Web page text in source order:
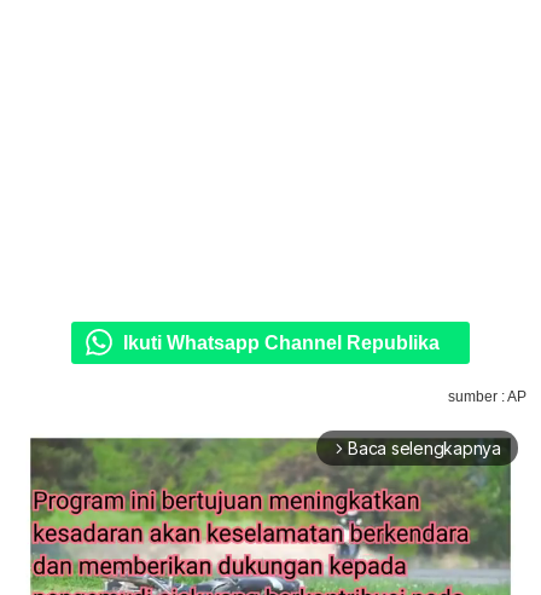
Ikuti Whatsapp Channel Republika
sumber : AP
arrow_forward_ios Baca selengkapnya